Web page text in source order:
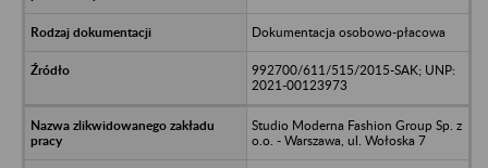
Dokumentacja osobowo-płacowa
992700/611/515/2015-SAK; UNP:
2021-00123973
Studio Moderna Fashion Group Sp. z
o.o. - Warszawa, ul. Wołoska 7